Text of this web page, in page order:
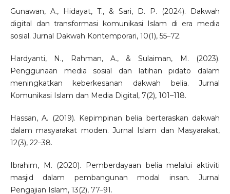
Gunawan, A., Hidayat, T., & Sari, D. P. (2024). Dakwah
digital dan transformasi komunikasi Islam di era media
sosial. Jurnal Dakwah Kontemporari, 10(1), 55–72.
Hardyanti, N., Rahman, A., & Sulaiman, M. (2023).
Penggunaan media sosial dan latihan pidato dalam
meningkatkan keberkesanan dakwah belia. Jurnal
Komunikasi Islam dan Media Digital, 7(2), 101–118.
Hassan, A. (2019). Kepimpinan belia berteraskan dakwah
dalam masyarakat moden. Jurnal Islam dan Masyarakat,
12(3), 22–38.
Ibrahim, M. (2020). Pemberdayaan belia melalui aktiviti
masjid dalam pembangunan modal insan. Jurnal
Pengajian Islam, 13(2), 77–91.